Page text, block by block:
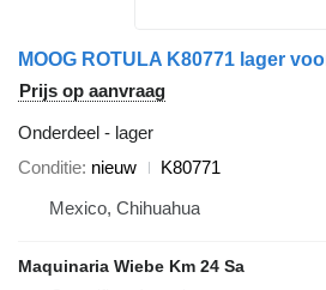
Prijs op aanvraag
Onderdeel - lager
Conditie nieuw
K80771
Mexico, Chihuahua
Maquinaria Wiebe Km 24 Sa